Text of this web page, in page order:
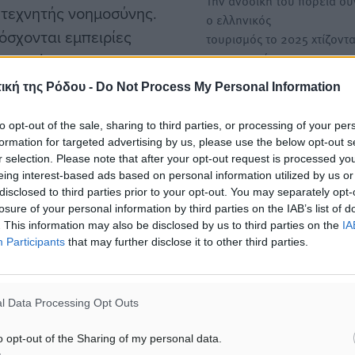
της Ρόδου - Do Not Process My Personal Information
opt-out of the sale, sharing to third parties, or processing of your
for targeted advertising by us, please use the below opt-out
selection. Please note that after your opt-out request is processed
interest-based ads based on personal information utilized by us
to third parties prior to your opt-out. You may separately
of your personal information by third parties on the IAB’s list of
This information may also be disclosed by us to third parties on the
Participants that may further disclose it to other third parties.
Data Processing Opt Outs
opt-out of the Sharing of my personal data.
νοημοσύνης.
εμπειρίες
από το 2024.
τους ταξιδιώτες
Καταλύματα
εξορμήσεις με
ενήλικες, αποτελούν
ειδικούς αναλυτές, ο
βοηθά τους ταξιδιώτες
παρελθόντος.
ο ελληνικός
τουρισμός το 2025
στις επιτυχίες του 2024 και
Ο ελληνικός τουρισμός το
Πώς θα αξιοποιήσει τις
ταξιδιωτικές τάσεις
Οι ταξιδιωτικές τάσεις του
αναδεικνύουν την ανάγκη
αναπροσαρμογή της
στρατηγικής…